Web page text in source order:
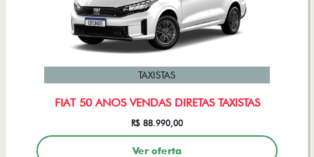
FIAT 50 ANOS VENDAS DIRETAS TAXISTAS
TAXISTAS
R$ 88.990,00
Ver oferta